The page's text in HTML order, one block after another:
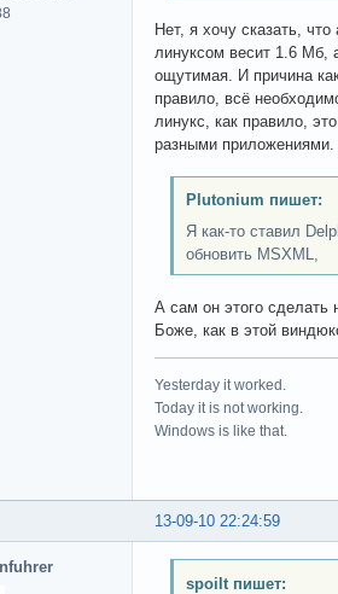
Нет, я хочу сказать,
линуксом весит 1.6 Мб,
ощутимая. И причина
правило, всё
линукс, как правило,
разными приложениями.
Plutonium пишет:
Я как-то ставил
обновить MSXML,
А сам он этого сделать
Боже, как в этой
Yesterday it worked.
Today it is not working.
Windows is like that.
13-09-10 22:24:59
spoilt пишет: